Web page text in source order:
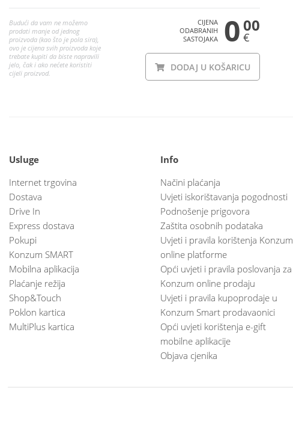
Budući da vam ne možemo
prodati manje od jednog
proizvoda (kao što je pola sira),
ovo je cijena svih proizvoda koje
trebate kupiti da biste napravili
jelo, čak i ako nećete koristiti
cijeli proizvod.
CIJENA
ODABRANIH
SASTOJAKA
0 00
€
DODAJ U KOŠARICU
Usluge
Internet trgovina
Dostava
Drive In
Express dostava
Pokupi
Konzum SMART
Mobilna aplikacija
Plaćanje režija
Shop&Touch
Poklon kartica
MultiPlus kartica
Info
Načini plaćanja
Uvjeti iskorištavanja pogodnosti
Podnošenje prigovora
Zaštita osobnih podataka
Uvjeti i pravila korištenja Konzum
online platforme
Opći uvjeti i pravila poslovanja za
Konzum online prodaju
Uvjeti i pravila kupoprodaje u
Konzum Smart prodavaonici
Opći uvjeti korištenja e-gift
mobilne aplikacije
Objava cjenika